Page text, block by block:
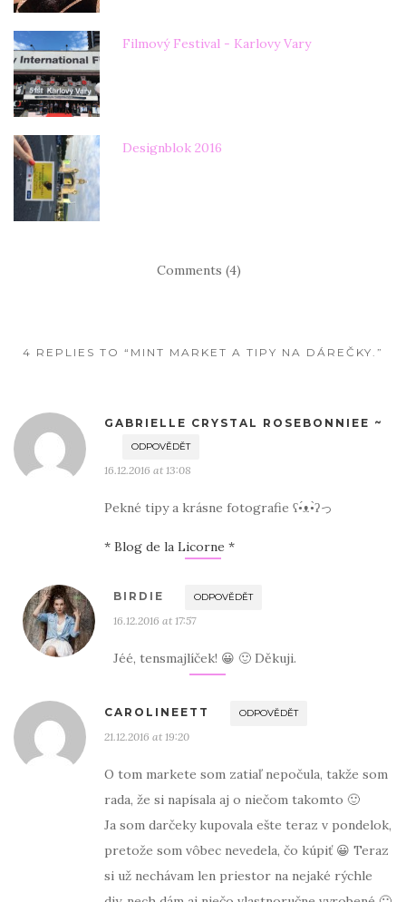
Filmový Festival - Karlovy Vary
Designblok 2016
Comments (4)
4 REPLIES TO “MINT MARKET A TIPY NA DÁREČKY.”
GABRIELLE CRYSTAL ROSEBONNIEE ~
ODPOVĚDĚT
16.12.2016 at 13:08
Pekné tipy a krásne fotografie ʕ•́ᴥ•̀ʔっ
* Blog de la Licorne *
BIRDIE ODPOVĚDĚT
16.12.2016 at 17:57
Jéé, tensmajlíček! 😀 🙂 Děkuji.
CAROLINEETT ODPOVĚDĚT
21.12.2016 at 19:20
O tom markete som zatiaľ nepočula, takže som
rada, že si napísala aj o niečom takomto 🙂
Ja som darčeky kupovala ešte teraz v pondelok,
pretože som vôbec nevedela, čo kúpiť 😀 Teraz
si už nechávam len priestor na nejaké rýchle